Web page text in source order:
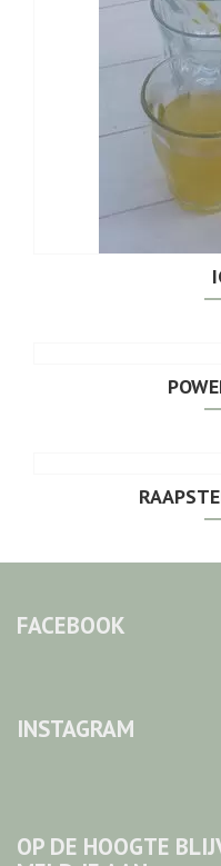
FACEBOOK
INSTAGRAM
OP DE HOOGTE